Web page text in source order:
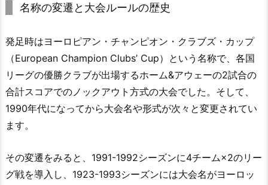
名称の変遷と大会ルールの歴史
発足時はヨーロピアン・チャンピオン・クラブズ・カップ
（European Champion Clubs’ Cup）という名称で、各国
リーグの優勝クラブが出場するホーム&アウェーの2試合の
合計スコアでのノックアウト方式の大会でした。そして、
1990年代になってから大会名や形式が次々と変更されてい
ます。
その変遷をみると、1991-1992シーズンに4チーム×2のリー
グ戦を導入し、1923-1993シーズンには大会名がヨーロッ